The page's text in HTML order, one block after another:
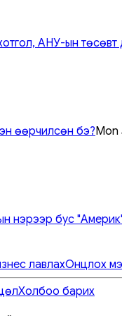
АНУ-ын
өөрчилсөн бэ?Mon
нэрээр бус
лавлахОнцлох
Холбоо барих